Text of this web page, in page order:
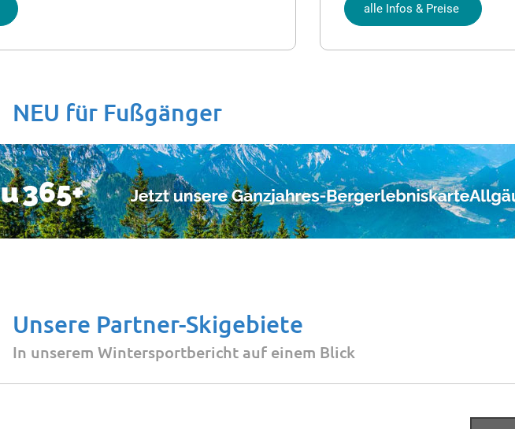
alle Infos & Preise
NEU für Fußgänger
Unsere Partner-Skigebiete
In unserem Wintersportbericht auf einem Blick